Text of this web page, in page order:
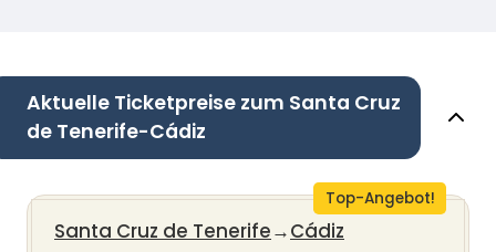
Aktuelle Ticketpreise zum Santa Cruz
de Tenerife-Cádiz
Top-Angebot!
Santa Cruz de Tenerife→Cádiz